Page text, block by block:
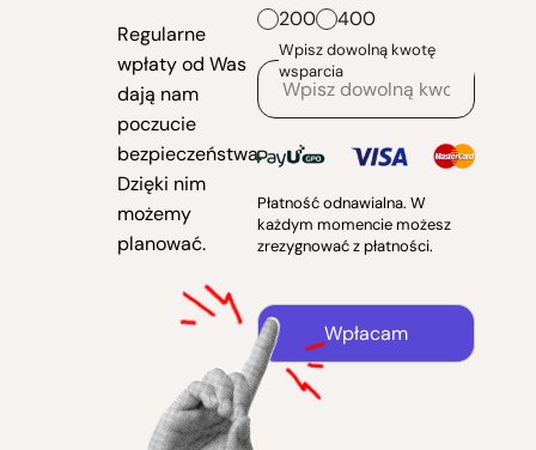
Regularne
wpłaty od Was
dają nam
poczucie
bezpieczeństwa.
Dzięki nim
możemy
planować.
200
400
Wpisz dowolną kwotę
wsparcia
Płatność odnawialna. W
każdym momencie możesz
zrezygnować z płatności.
Wpłacam